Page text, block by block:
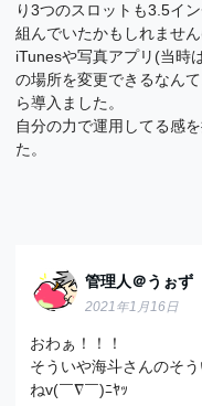
り3つのスロットも3.5イ
組んでいたかもしれません
iTunesや写真アプリ(当時
の場所を変更できるなん
ら導入ました。
自分の力で運用してる感
た。
管理人＠うぉず
2021年1月16日
おわぁ！！！
そういや海斗さんのそ
ねv(￣∇￣)ﾆﾔｯ